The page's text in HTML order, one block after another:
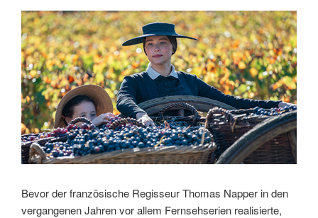
und
Severin
Fiala“
Bevor der französische Regisseur Thomas Napper in den
vergangenen Jahren vor allem Fernsehserien realisierte,